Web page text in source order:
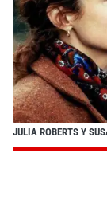
JULIA ROBERTS Y